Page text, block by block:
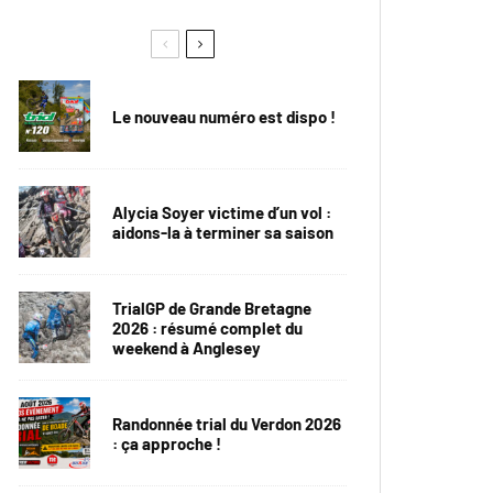
Le nouveau numéro est dispo !
Alycia Soyer victime d’un vol :
aidons-la à terminer sa saison
TrialGP de Grande Bretagne
2026 : résumé complet du
weekend à Anglesey
Randonnée trial du Verdon 2026
: ça approche !